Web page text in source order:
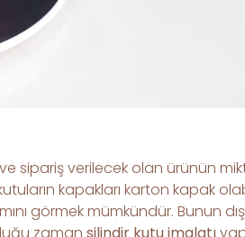
sipariş verilecek olan ürünün
kapakları karton kapak
görmek mümkündür. Bunun
zaman silindir kutu imalatı